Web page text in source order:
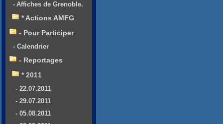
- Affiches de Grenoble.
* Actions AMFG
- Pour Participer
- Calendrier
- Reportages
* 2011
- 22.07.2011
- 29.07.2011
- 05.08.2011